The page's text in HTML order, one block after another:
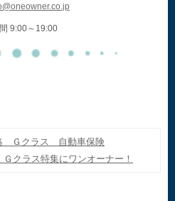
9:00～19:00
Ｇクラス 自動車保険
クラス特集にワンオーナー！